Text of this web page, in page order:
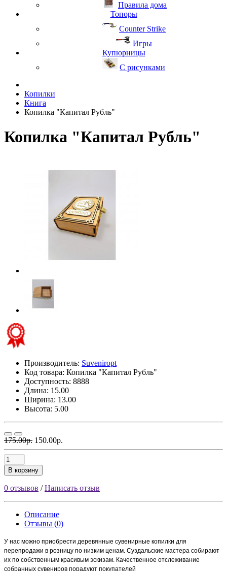
Правила дома
Топоры
Counter Strike
Игры
Купюрницы
С рисунками
Копилки
Книга
Копилка "Капитал Рубль"
Копилка "Капитал Рубль"
Производитель: Suveniropt
Код товара: Копилка "Капитал Рубль"
Доступность: 8888
Длина: 15.00
Ширина: 13.00
Высота: 5.00
175.00р. 150.00р.
В корзину
0 отзывов /Написать отзыв
Описание
Отзывы (0)
У нас можно приобрести деревянные сувенирные копилки для
перепродажи в розницу по низким ценам. Суздальские мастера собирают
их по собственным красивым эскизам. Качественное отслеживание
собранных сувениров порадуют покупателей